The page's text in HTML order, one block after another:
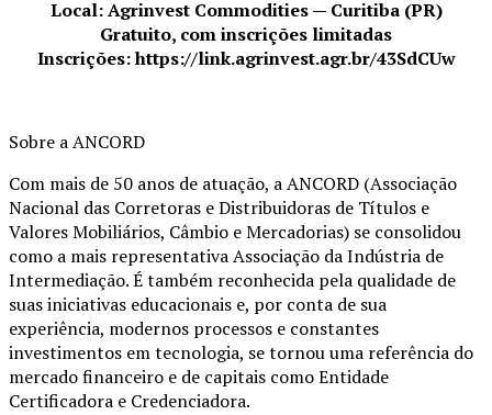
Local: Agrinvest Commodities — Curitiba (PR)
Gratuito, com inscrições limitadas
Inscrições: https://link.agrinvest.agr.br/43SdCUw
Sobre a ANCORD
Com mais de 50 anos de atuação, a ANCORD (Associação
Nacional das Corretoras e Distribuidoras de Títulos e
Valores Mobiliários, Câmbio e Mercadorias) se consolidou
como a mais representativa Associação da Indústria de
Intermediação. É também reconhecida pela qualidade de
suas iniciativas educacionais e, por conta de sua
experiência, modernos processos e constantes
investimentos em tecnologia, se tornou uma referência do
mercado financeiro e de capitais como Entidade
Certificadora e Credenciadora.